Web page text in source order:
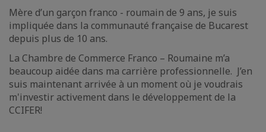
Mère d’un garçon franco - roumain de 9 ans, je suis
impliquée dans la communauté française de Bucarest
depuis plus de 10 ans.
La Chambre de Commerce Franco – Roumaine m’a
beaucoup aidée dans ma carrière professionnelle. J’en
suis maintenant arrivée à un moment où je voudrais
m'investir activement dans le développement de la
CCIFER!